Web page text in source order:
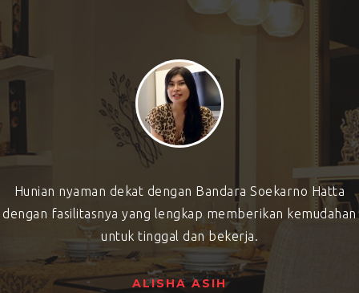
Hunian nyaman dekat dengan Bandara Soekarno Hatta
dengan fasilitasnya yang lengkap memberikan kemudahan
untuk tinggal dan bekerja.
ALISHA ASIH